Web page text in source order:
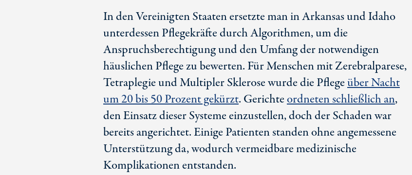
In den Vereinigten Staaten ersetzte man in Arkansas und Idaho
unterdessen Pflegekräfte durch Algorithmen, um die
Anspruchsberechtigung und den Umfang der notwendigen
häuslichen Pflege zu bewerten. Für Menschen mit Zerebralparese,
Tetraplegie und Multipler Sklerose wurde die Pflegeüber Nacht
um 20 bis 50 Prozent gekürzt. Gerichteordneten schließlich an,
den Einsatz dieser Systeme einzustellen, doch der Schaden war
bereits angerichtet. Einige Patienten standen ohne angemessene
Unterstützung da, wodurch vermeidbare medizinische
Komplikationen entstanden.